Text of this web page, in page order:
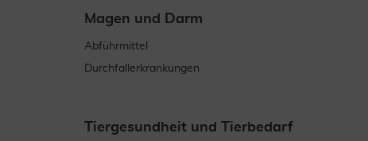
Magen und Darm
Abführmittel
Durchfallerkrankungen
Tiergesundheit und Tierbedarf